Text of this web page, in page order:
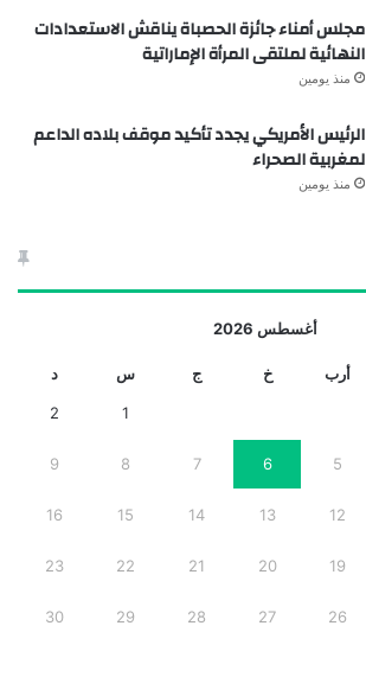
مجلس أمناء جائزة الحصباة يناقش الاستعدادات
النهائية لملتقى المرأة الإماراتية
منذ يومين
الرئيس الأمريكي يجدد تأكيد موقف بلاده الداعم
لمغربية الصحراء
منذ يومين
أغسطس 2026
أرب خ ج س د
1
2
5
6
7
8
9
12
13
14
15
16
19
20
21
22
23
26
27
28
29
30